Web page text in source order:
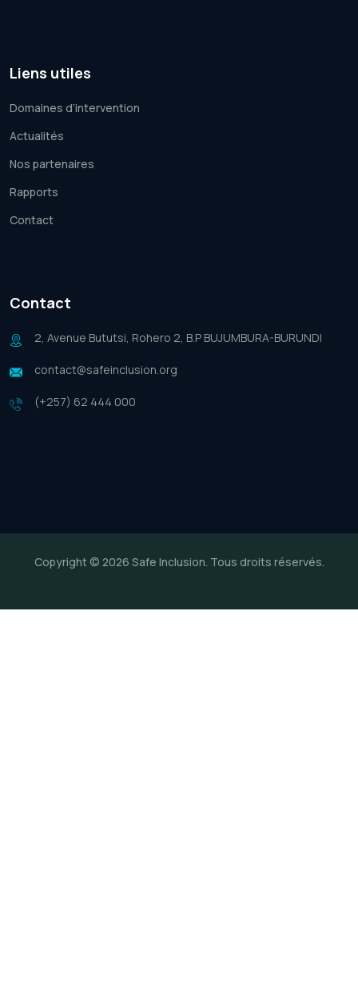
Liens utiles
Domaines d’intervention
Actualités
Nos partenaires
Rapports
Contact
Contact
2, Avenue Bututsi, Rohero 2, B.P BUJUMBURA-BURUNDI
contact@safeinclusion.org
(+257) 62 444 000
Copyright © 2026 Safe Inclusion. Tous droits réservés.